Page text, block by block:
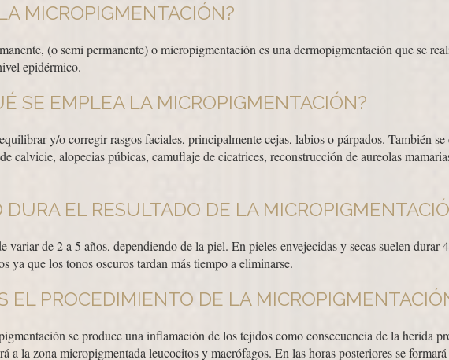
MICROPIGMENTACIÓN?
(o semi permanente) o micropigmentación es una dermopigmentación que se
epidérmico.
SE EMPLEA LA MICROPIGMENTACIÓN?
y/o corregir rasgos faciales, principalmente cejas, labios o párpados. También
calvicie, alopecias púbicas, camuflaje de cicatrices, reconstrucción de aureolas
DURA EL RESULTADO DE LA
variar de 2 a 5 años, dependiendo de la piel. En pieles envejecidas y secas suelen durar
ya que los tonos oscuros tardan más tiempo a eliminarse.
EL PROCEDIMIENTO DE LA
se produce una inflamación de los tejidos como consecuencia de la herida
a la zona micropigmentada leucocitos y macrófagos. En las horas posteriores se